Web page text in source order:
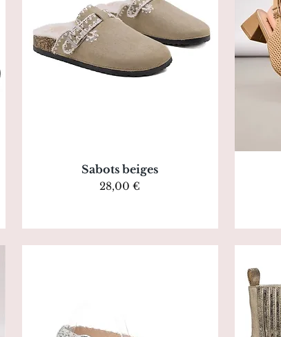
Aperçu rapide
Sabots beiges
Prix
28,00 €